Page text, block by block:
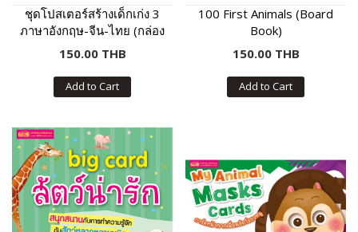
ชุดโปสเตอร์สร้างเด็กเก่ง 3
ภาษาอังกฤษ-จีน-ไทย (กล่อง
แดง)
150.00 THB
Add to Cart
100 First Animals (Board
Book)
150.00 THB
Add to Cart